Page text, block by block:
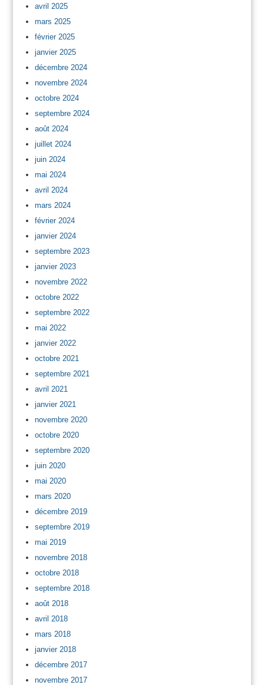
avril 2025
mars 2025
février 2025
janvier 2025
décembre 2024
novembre 2024
octobre 2024
septembre 2024
août 2024
juillet 2024
juin 2024
mai 2024
avril 2024
mars 2024
février 2024
janvier 2024
septembre 2023
janvier 2023
novembre 2022
octobre 2022
septembre 2022
mai 2022
janvier 2022
octobre 2021
septembre 2021
avril 2021
janvier 2021
novembre 2020
octobre 2020
septembre 2020
juin 2020
mai 2020
mars 2020
décembre 2019
septembre 2019
mai 2019
novembre 2018
octobre 2018
septembre 2018
août 2018
avril 2018
mars 2018
janvier 2018
décembre 2017
novembre 2017